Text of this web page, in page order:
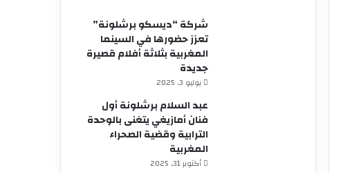
شركة “ديسكو برشلونة”
تعزز حضورها في السينما
المغربية بثلاثة أفلام قصيرة
جديدة
يوليو 3, 2025
عبد السلام برشلونة أول
فنان أمازيغي يتغنى بالوحدة
الترابية وقضية الصحراء
المغربية
أكتوبر 31, 2025